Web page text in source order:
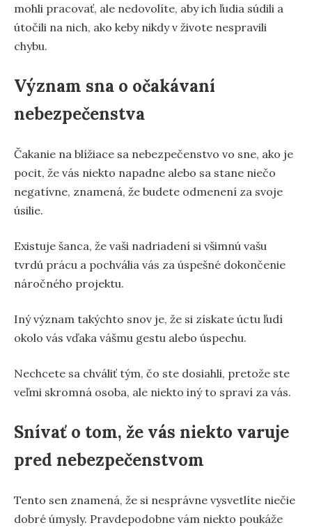
mohli pracovať, ale nedovolíte, aby ich ľudia súdili a
útočili na nich, ako keby nikdy v živote nespravili
chybu.
Význam sna o očakávaní
nebezpečenstva
Čakanie na blížiace sa nebezpečenstvo vo sne, ako je
pocit, že vás niekto napadne alebo sa stane niečo
negatívne, znamená, že budete odmenení za svoje
úsilie.
Existuje šanca, že vaši nadriadení si všimnú vašu
tvrdú prácu a pochvália vás za úspešné dokončenie
náročného projektu.
Iný význam takýchto snov je, že si získate úctu ľudí
okolo vás vďaka vášmu gestu alebo úspechu.
Nechcete sa chváliť tým, čo ste dosiahli, pretože ste
veľmi skromná osoba, ale niekto iný to spraví za vás.
Snívať o tom, že vás niekto varuje
pred nebezpečenstvom
Tento sen znamená, že si nesprávne vysvetlíte niečie
dobré úmysly. Pravdepodobne vám niekto poukáže